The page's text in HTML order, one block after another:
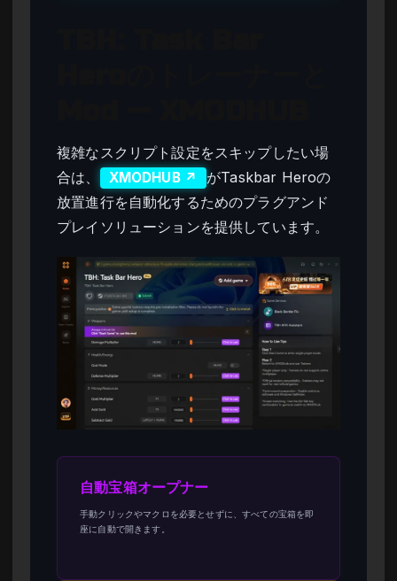
複雑なスクリプト設定をスキップしたい場
合は、
XMODHUB ↗
がTaskbar Heroの
放置進行を自動化するためのプラグアンド
プレイソリューションを提供しています。
自動宝箱オープナー
手動クリックやマクロを必要とせずに、すべての宝箱を即
座に自動で開きます。